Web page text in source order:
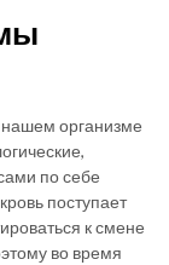
нашем организме
по себе
поступает
к смене
во время